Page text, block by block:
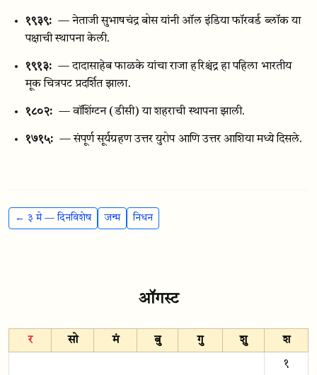
१९३९: — नेताजी सुभाषचंद्र बोस यांनी ऑल इंडिया फॉरवर्ड ब्लॉक या
पक्षाची स्थापना केली.
१९१३: — दादासाहेब फाळके यांचा राजा हरिश्चंद्र हा पहिला भारतीय
मूक चित्रपट प्रदर्शित झाला.
१८०२: — वॉशिंग्टन (डीसी) या शहराची स्थापना झाली.
१७१५: — संपूर्ण सूर्यग्रहण उत्तर युरोप आणि उत्तर आशिया मध्ये दिसले.
← ३ मे — दिनविशेष जन्म निधन
ऑगस्ट
र सो मं बु गु शु श
१